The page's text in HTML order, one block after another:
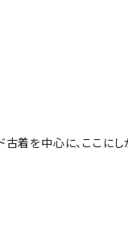
着を中心に、ここに